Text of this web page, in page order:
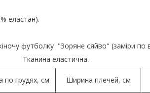
еластан).
футболку "Зоряне сяйво" (заміри по
Тканина еластична.
по грудях, см Ширина плечей, см